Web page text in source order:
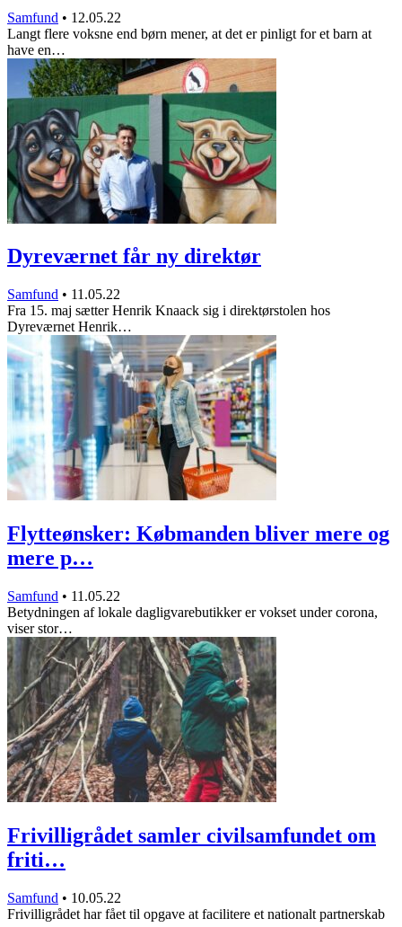
Samfund • 12.05.22
Langt flere voksne end børn mener, at det er pinligt for et barn at
have en…
Dyreværnet får ny direktør
Samfund • 11.05.22
Fra 15. maj sætter Henrik Knaack sig i direktørstolen hos
Dyreværnet Henrik…
Flytteønsker: Købmanden bliver mere og
mere p…
Samfund • 11.05.22
Betydningen af lokale dagligvarebutikker er vokset under corona,
viser stor…
Frivilligrådet samler civilsamfundet om
friti…
Samfund • 10.05.22
Frivilligrådet har fået til opgave at facilitere et nationalt partnerskab